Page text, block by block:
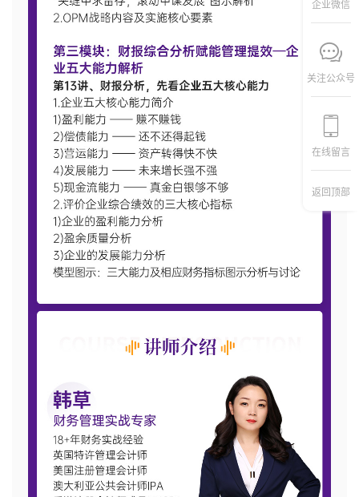
企业微信
关注公众号
在线留言
返回顶部